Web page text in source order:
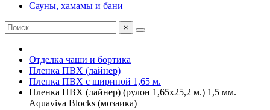
Сауны, хамамы и бани
×
Отделка чаши и бортика
Пленка ПВХ (лайнер)
Пленка ПВХ с шириной 1,65 м.
Пленка ПВХ (лайнер) (рулон 1,65x25,2 м.) 1,5 мм.
Aquaviva Blocks (мозаика)